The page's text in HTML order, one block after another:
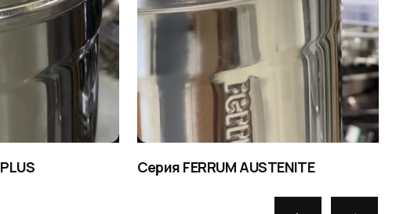
Серия FERRUM
Серия FERRUM AUSTENITE